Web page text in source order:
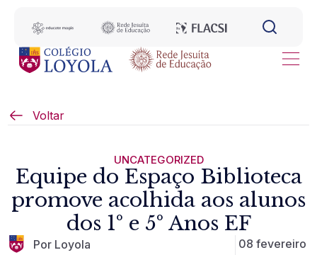
Voltar
UNCATEGORIZED
Equipe do Espaço Biblioteca
promove acolhida aos alunos
dos 1º e 5º Anos EF
Por Loyola
08 fevereiro